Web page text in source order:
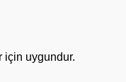
için uygundur.